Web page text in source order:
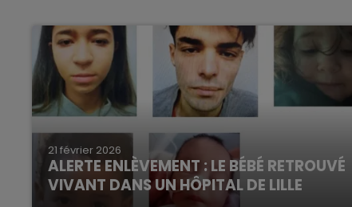
21 février 2026
ALERTE ENLÈVEMENT : LE BÉBÉ RETROUVÉ
VIVANT DANS UN HÔPITAL DE LILLE